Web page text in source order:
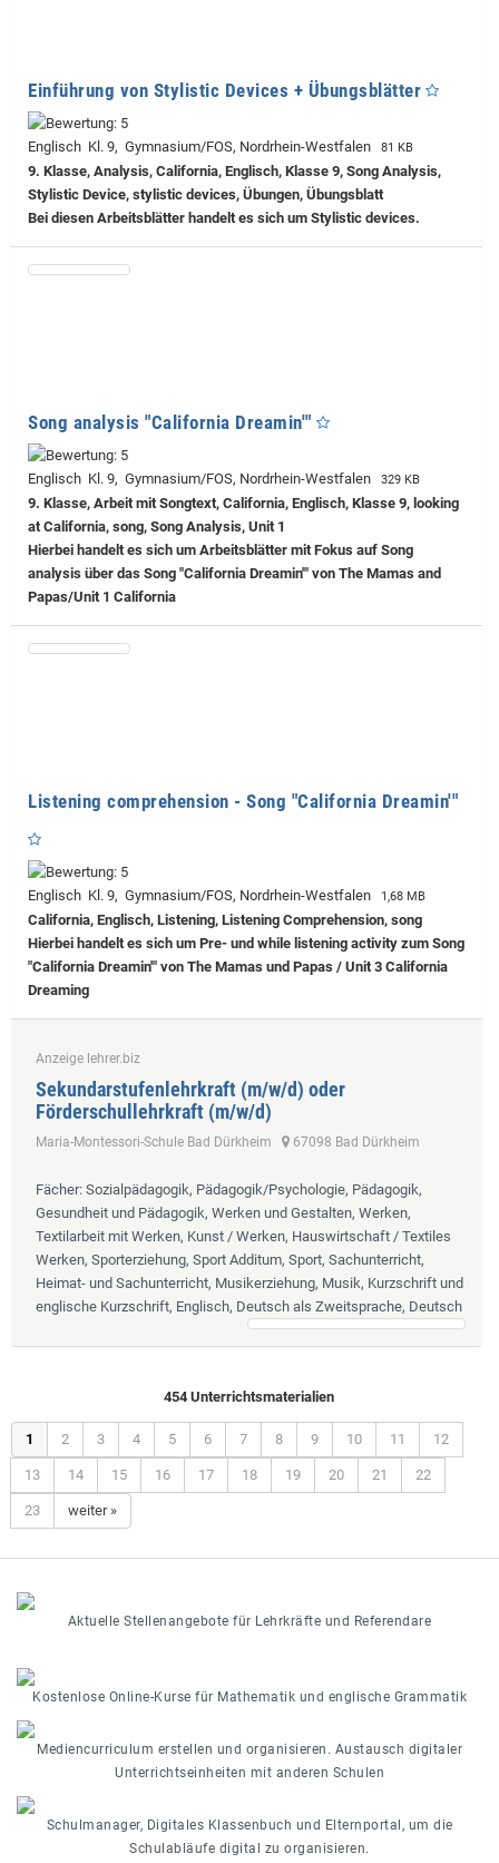
Einführung von Stylistic Devices + Übungsblätter
Englisch Kl. 9, Gymnasium/FOS, Nordrhein-Westfalen 81 KB
9. Klasse, Analysis, California, Englisch, Klasse 9, Song Analysis,
Stylistic Device, stylistic devices, Übungen, Übungsblatt
Bei diesen Arbeitsblätter handelt es sich um Stylistic devices.
Song analysis "California Dreamin'"
Englisch Kl. 9, Gymnasium/FOS, Nordrhein-Westfalen 329 KB
9. Klasse, Arbeit mit Songtext, California, Englisch, Klasse 9, looking
at California, song, Song Analysis, Unit 1
Hierbei handelt es sich um Arbeitsblätter mit Fokus auf Song
analysis über das Song "California Dreamin'" von The Mamas and
Papas/Unit 1 California
Listening comprehension - Song "California Dreamin'"
Englisch Kl. 9, Gymnasium/FOS, Nordrhein-Westfalen 1,68 MB
California, Englisch, Listening, Listening Comprehension, song
Hierbei handelt es sich um Pre- und while listening activity zum Song
"California Dreamin'" von The Mamas und Papas / Unit 3 California
Dreaming
Anzeige lehrer.biz
Sekundarstufenlehrkraft (m/w/d) oder
Förderschullehrkraft (m/w/d)
Maria-Montessori-Schule Bad Dürkheim 67098 Bad Dürkheim
Fächer: Sozialpädagogik, Pädagogik/Psychologie, Pädagogik,
Gesundheit und Pädagogik, Werken und Gestalten, Werken,
Textilarbeit mit Werken, Kunst / Werken, Hauswirtschaft / Textiles
Werken, Sporterziehung, Sport Additum, Sport, Sachunterricht,
Heimat- und Sachunterricht, Musikerziehung, Musik, Kurzschrift und
englische Kurzschrift, Englisch, Deutsch als Zweitsprache, Deutsch
454 Unterrichtsmaterialien
1 2 3 4 5 6 7 8 9 10 11 12
13 14 15 16 17 18 19 20 21 22
23 weiter »
Aktuelle Stellenangebote für Lehrkräfte und Referendare
Kostenlose Online-Kurse für Mathematik und englische Grammatik
Mediencurriculum erstellen und organisieren. Austausch digitaler
Unterrichtseinheiten mit anderen Schulen
Schulmanager, Digitales Klassenbuch und Elternportal, um die
Schulabläufe digital zu organisieren.